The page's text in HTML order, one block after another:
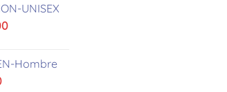
es:
S/419.00.
UNISEX
El
es:Hombre
El